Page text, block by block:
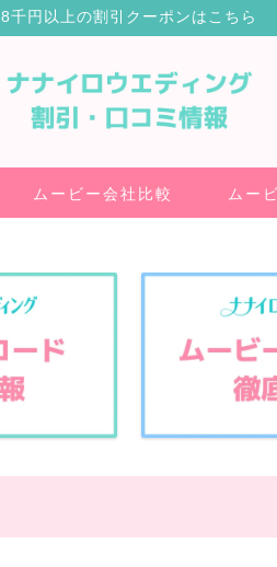
8千円以上の割引クーポンはこちら
ムービー会社比較 ムー